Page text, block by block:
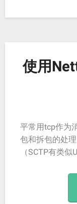
使用
平常用tcp作为
包和拆包的处
（SCTP有类似